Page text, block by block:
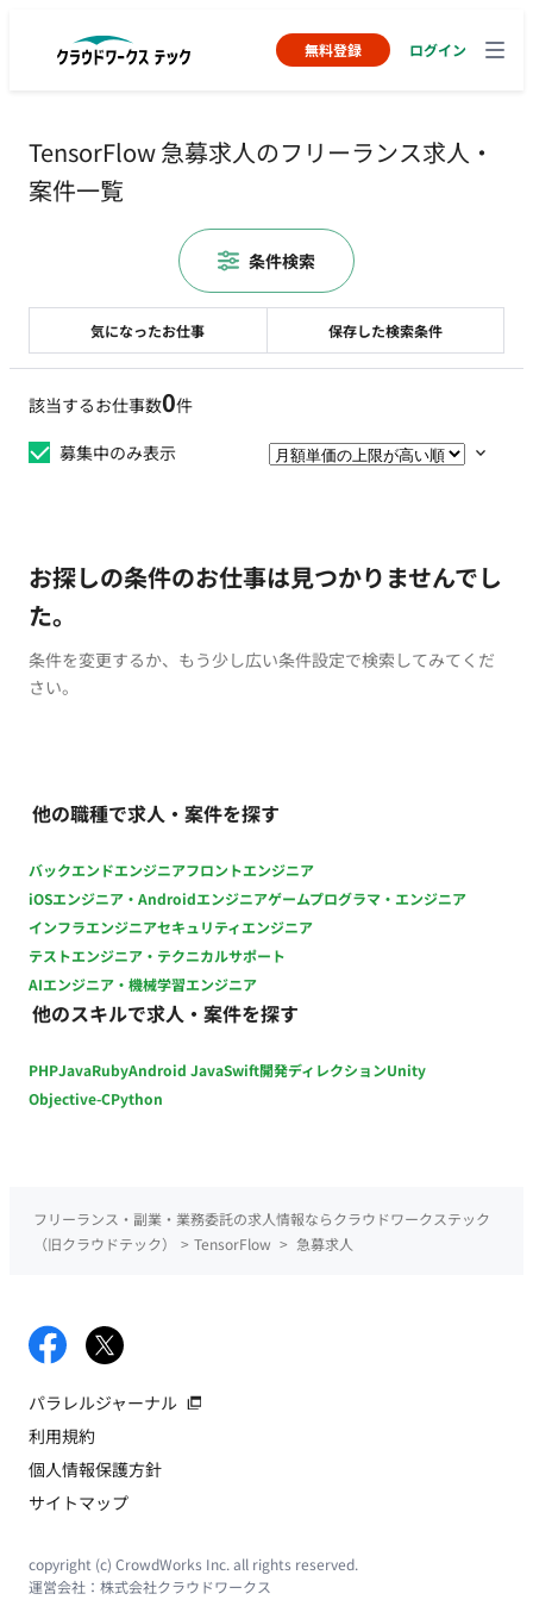
無料登録 ログイン
TensorFlow 急募求人のフリーランス求人・
案件一覧
該当するお仕事数0件
募集中のみ表示
お探しの条件のお仕事は見つかりませんでし
た。
条件を変更するか、もう少し広い条件設定で検索してみてくだ
さい。
他の職種で求人・案件を探す
バックエンドエンジニアフロントエンジニア
iOSエンジニア・Androidエンジニアゲームプログラマ・エンジニア
インフラエンジニアセキュリティエンジニア
テストエンジニア・テクニカルサポート
AIエンジニア・機械学習エンジニア
他のスキルで求人・案件を探す
PHPJavaRubyAndroid JavaSwift開発ディレクションUnity
Objective-CPython
気になったお仕事 保存した検索条件
条件検索
フリーランス・副業・業務委託の求人情報ならクラウドワークステック
（旧クラウドテック）
> TensorFlow > 急募求人
パラレルジャーナル
利用規約
個人情報保護方針
サイトマップ
copyright (c) CrowdWorks Inc. all rights reserved.
運営会社： 株式会社クラウドワークス